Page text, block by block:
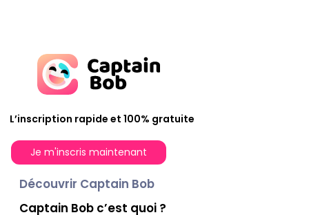
L’inscription rapide et 100% gratuite
Je m'inscris maintenant
Découvrir Captain Bob
Captain Bob c’est quoi ?